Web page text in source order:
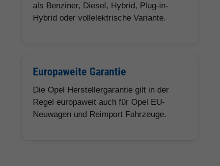
als Benziner, Diesel, Hybrid, Plug-in-
Hybrid oder vollelektrische Variante.
Europaweite Garantie
Die Opel Herstellergarantie gilt in der
Regel europaweit auch für Opel EU-
Neuwagen und Reimport Fahrzeuge.